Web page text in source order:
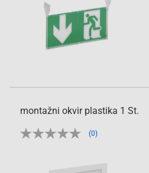
montažni okvir plastika 1 St.
(0)